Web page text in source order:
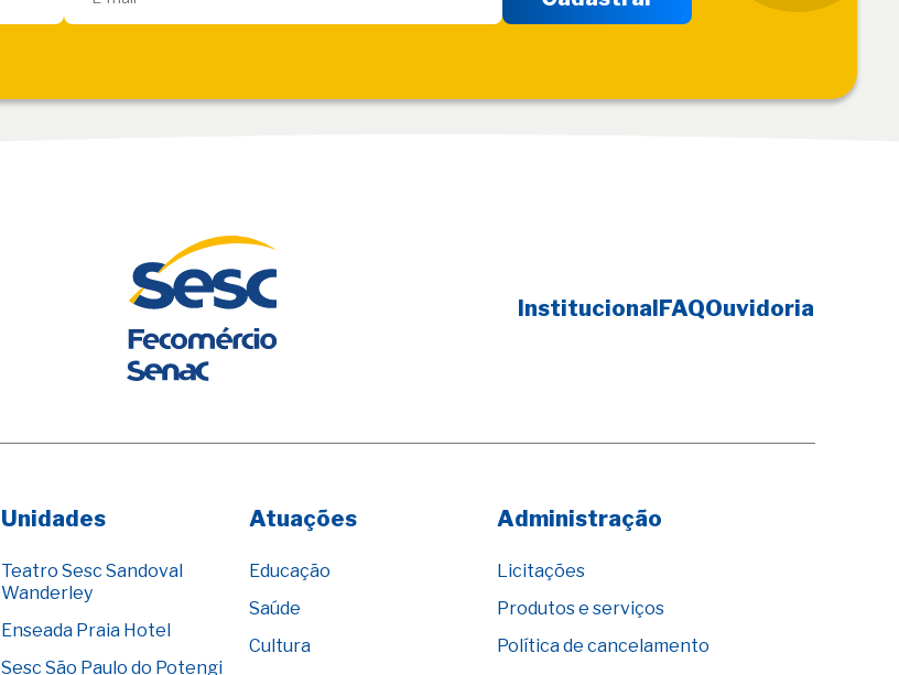
InstitucionalFAQOuvidoria
Unidades
Teatro Sesc Sandoval
Wanderley
Enseada Praia Hotel
Sesc São Paulo do Potengi
Atuações
Educação
Saúde
Cultura
Administração
Licitações
Produtos e serviços
Política de cancelamento